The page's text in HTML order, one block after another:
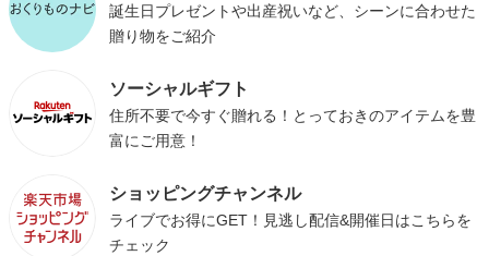
誕生日プレゼントや出産祝いなど、シーンに合わせた
贈り物をご紹介
ソーシャルギフト
住所不要で今すぐ贈れる！とっておきのアイテムを豊
富にご用意！
ショッピングチャンネル
ライブでお得にGET！見逃し配信&開催日はこちらを
チェック